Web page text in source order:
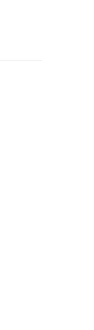
務完成之
付款項請
使用
負相關責
依本公司
將視審查
用之情
法律行
選其他選
照『首頁